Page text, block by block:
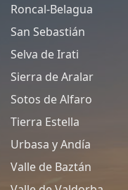
Roncal-Belagua
San Sebastián
Selva de Irati
Sierra de Aralar
Sotos de Alfaro
Tierra Estella
Urbasa y Andía
Valle de Baztán